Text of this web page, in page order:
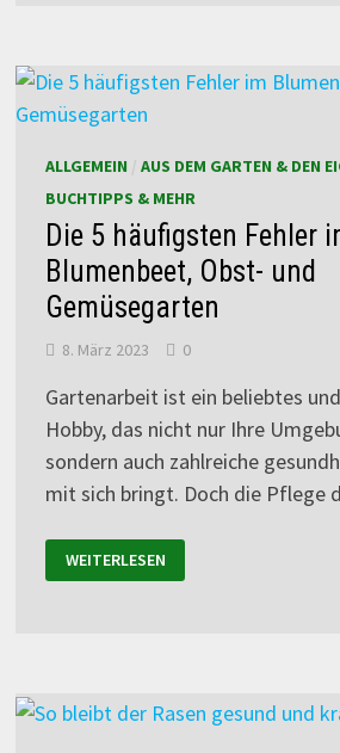
ALLGEMEIN
AUS DEM GARTEN & DEN
BUCHTIPPS & MEHR
Die 5 häufigsten Fehler
Blumenbeet, Obst- und
Gemüsegarten
8. März 2023 0
Gartenarbeit ist ein beliebtes
Hobby, das nicht nur Ihre
sondern auch zahlreiche
mit sich bringt. Doch die Pflege
WEITERLESEN